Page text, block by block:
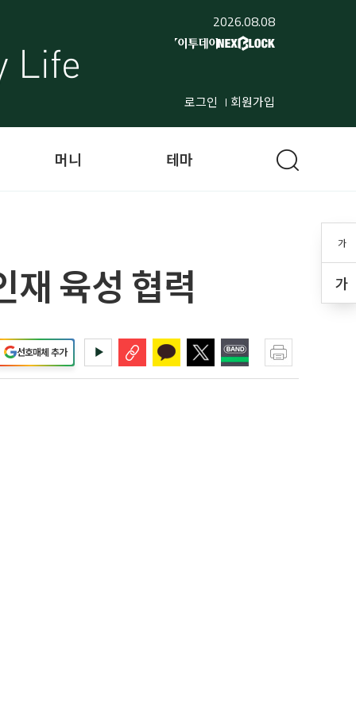
2026.08.08
로그인 회원가입
가
가
머니 테마
재 육성 협력
선호매체 추가